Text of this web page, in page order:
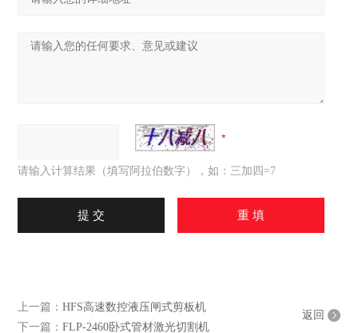
请输入计算结果（填写阿拉伯数字），如：三加四=7
上一篇：HFS高速数控液压闸式剪板机
下一篇：FLP-2460卧式管材激光切割机
返回